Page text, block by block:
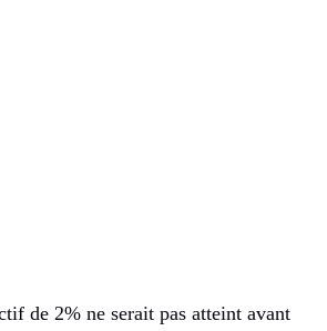
de 2% ne serait pas atteint avant